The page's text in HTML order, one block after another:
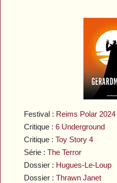
Festival : Reims Polar 2024
Critique :6 Underground
Critique :Toy Story 4
Série :The Terror
Dossier : Hugues-Le-Loup
Dossier :Thrawn Janet